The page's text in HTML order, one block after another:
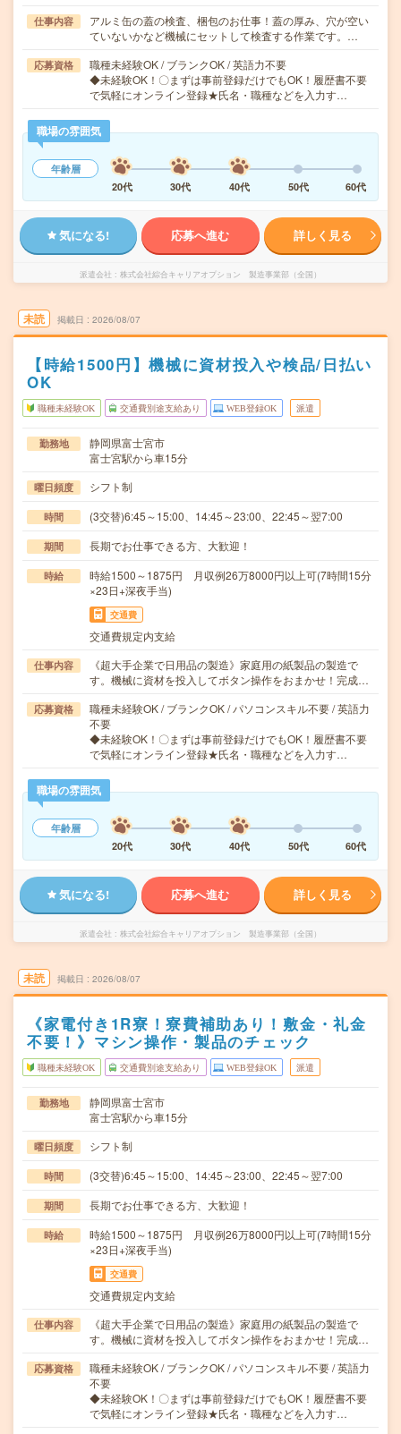
仕事内容
アルミ缶の蓋の検査、梱包のお仕事！蓋の厚み、穴が空い
ていないかなど機械にセットして検査する作業です。…
応募資格
職種未経験OK / ブランクOK / 英語力不要
◆未経験OK！〇まずは事前登録だけでもOK！履歴書不要
で気軽にオンライン登録★氏名・職種などを入力す…
職場の雰囲気
年齢層
20代
30代 40代 50代 60代
気になる! 応募へ進む 詳しく見る
派遣会社 株式会社綜合キャリアオプション 製造事業部（全国）
未読 掲載日 2026/08/07
【時給1500円】機械に資材投入や検品/日払い
OK
職種未経験OK 交通費別途支給あり WEB登録OK 派遣
勤務地
静岡県富士宮市
富士宮駅から車15分
曜日頻度 シフト制
時間 (3交替)6:45～15:00、14:45～23:00、22:45～翌7:00
期間 長期でお仕事できる方、大歓迎！
時給
時給1500～1875円 月収例26万8000円以上可(7時間15分
×23日+深夜手当)
交通費
交通費規定内支給
仕事内容
《超大手企業で日用品の製造》家庭用の紙製品の製造で
す。機械に資材を投入してボタン操作をおまかせ！完成…
応募資格
職種未経験OK / ブランクOK / パソコンスキル不要 / 英語力
不要
◆未経験OK！〇まずは事前登録だけでもOK！履歴書不要
で気軽にオンライン登録★氏名・職種などを入力す…
職場の雰囲気
年齢層
20代
30代 40代 50代 60代
気になる! 応募へ進む 詳しく見る
派遣会社 株式会社綜合キャリアオプション 製造事業部（全国）
未読 掲載日 2026/08/07
《家電付き1R寮！寮費補助あり！敷金・礼金
不要！》マシン操作・製品のチェック
職種未経験OK 交通費別途支給あり WEB登録OK 派遣
勤務地
静岡県富士宮市
富士宮駅から車15分
曜日頻度 シフト制
時間 (3交替)6:45～15:00、14:45～23:00、22:45～翌7:00
期間 長期でお仕事できる方、大歓迎！
時給
時給1500～1875円 月収例26万8000円以上可(7時間15分
×23日+深夜手当)
交通費
交通費規定内支給
仕事内容
《超大手企業で日用品の製造》家庭用の紙製品の製造で
す。機械に資材を投入してボタン操作をおまかせ！完成…
応募資格
職種未経験OK / ブランクOK / パソコンスキル不要 / 英語力
不要
◆未経験OK！〇まずは事前登録だけでもOK！履歴書不要
で気軽にオンライン登録★氏名・職種などを入力す…